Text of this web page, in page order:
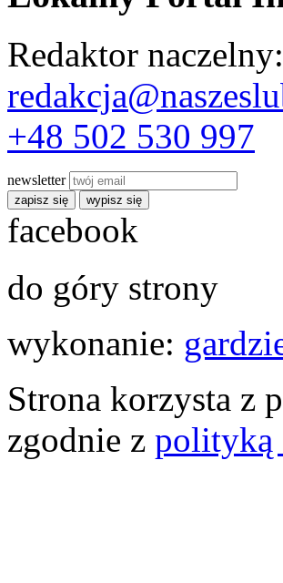
Redaktor naczelny:
+48 502 530 997
newsletter
zapisz się wypisz się
facebook
do góry strony
wykonanie:
Strona korzysta z
zgodnie z polityką